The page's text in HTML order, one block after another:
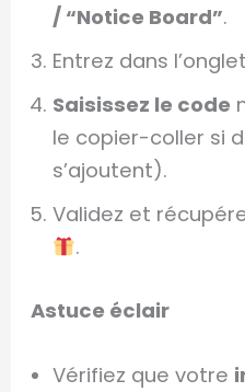
/ “Notice Board”.
Entrez dans l’onglet
Saisissez le code
le copier-coller si
s’ajoutent).
Validez et
.
Astuce éclair
Vérifiez que votre